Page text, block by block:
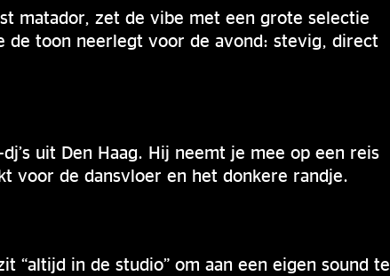
matador, zet de vibe met een grote selectie
de toon neerlegt voor de avond: stevig, direct
uit Den Haag. Hij neemt je mee op een reis
voor de dansvloer en het donkere randje.
“altijd in de studio” om aan een eigen sound te